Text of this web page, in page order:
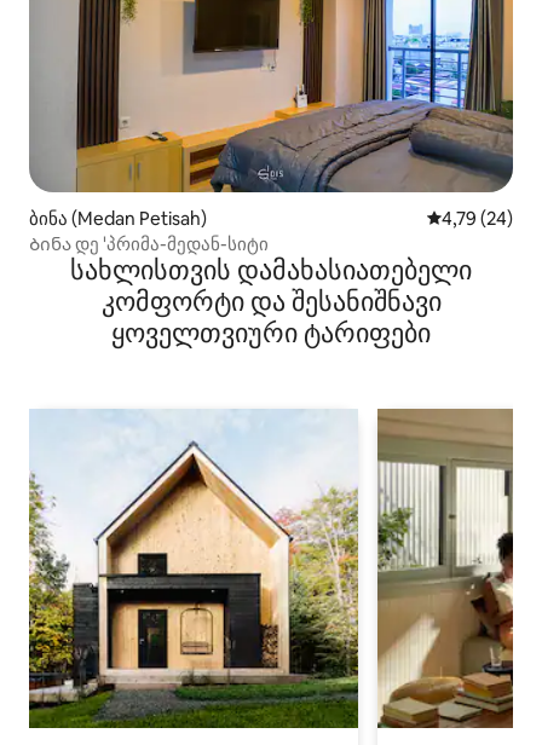
ბინა (Medan Petisah) საშუალო
4,79 (24)
Ბინა დე 'პრიმა-მედან-სიტი
სახლისთვის დამახასიათებელი
კომფორტი და შესანიშნავი
ყოველთვიური ტარიფები